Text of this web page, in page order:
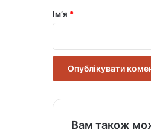
рІм’я *
Вам також